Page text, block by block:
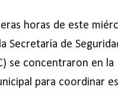
horas de este
Secretaría de
se concentraron en la
para coordinar